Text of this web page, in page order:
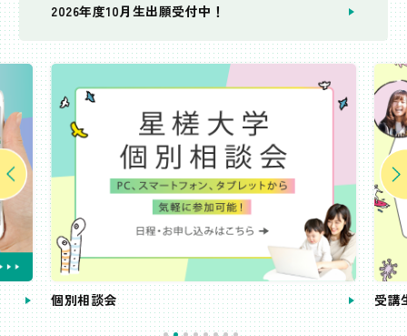
2026年度10月生出願受付中！
個別相談会 受講